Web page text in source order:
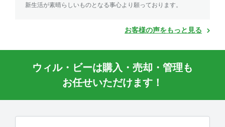
新生活が素晴らしいものとなる事心より願っております。
お客様の声をもっと見る
ウィル・ビーは購入・売却・管理も
お任せいただけます！